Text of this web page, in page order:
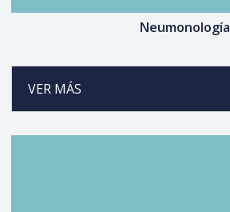
Neumonología
VER MÁS